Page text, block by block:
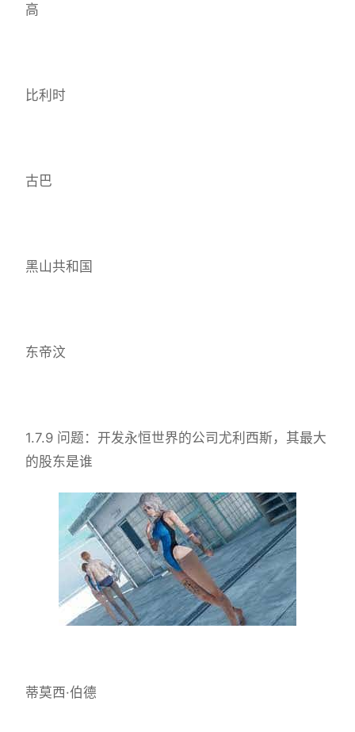
高
比利时
古巴
黑山共和国
东帝汶
1.7.9 问题：开发永恒世界的公司尤利西斯，其最大
的股东是谁
蒂莫西·伯德